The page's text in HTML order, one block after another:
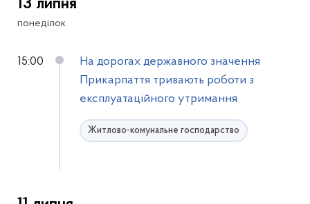
13 липня
понеділок
15:00
На дорогах державного значення
Прикарпаття тривають роботи з
експлуатаційного утримання
Житлово-комунальне господарство